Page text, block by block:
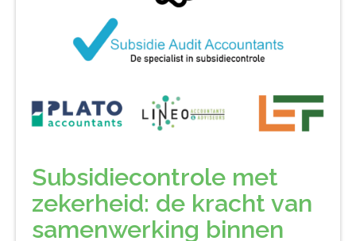
Subsidiecontrole met
zekerheid: de kracht van
samenwerking binnen